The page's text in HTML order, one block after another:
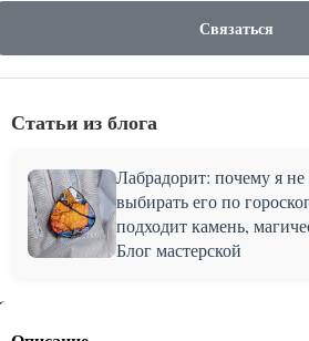
Связаться
Статьи из блога
Лабрадорит: почему я
выбирать его по
подходит камень,
Блог мастерской